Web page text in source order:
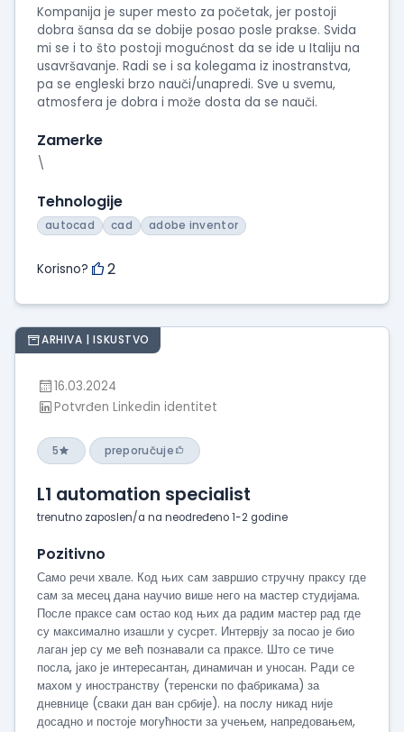
Kompanija je super mesto za početak, jer postoji
dobra šansa da se dobije posao posle prakse. Svida
mi se i to što postoji mogućnost da se ide u Italiju na
usavršavanje. Radi se i sa kolegama iz inostranstva,
pa se engleski brzo nauči/unapredi. Sve u svemu,
atmosfera je dobra i može dosta da se nauči.
Zamerke
\
Tehnologije
autocad cad adobe inventor
Korisno? 2
ARHIVA | ISKUSTVO
16.03.2024
Potvrđen Linkedin identitet
5 preporučuje
L1 automation specialist
trenutno zaposlen/a na neodređeno 1-2 godine
Pozitivno
Само речи хвале. Код њих сам завршио стручну праксу где
сам за месец дана научио више него на мастер студијама.
После праксе сам остао код њих да радим мастер рад где
су максимално изашли у сусрет. Интервју за посао је био
лаган јер су ме већ познавали са праксе. Што се тиче
посла, јако је интересантан, динамичан и уносан. Ради се
махом у иностранству (теренски по фабрикама) за
дневнице (сваки дан ван србије). на послу никад није
досадно и постоје могућности за учењем, напредовањем,